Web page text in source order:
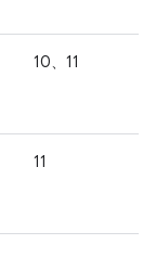
10、11
11